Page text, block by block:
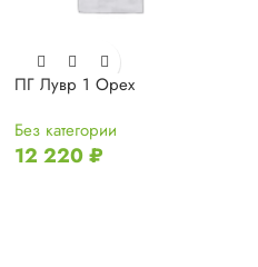
ПГ Лувр 1 Орех
Без категории
12 220₽